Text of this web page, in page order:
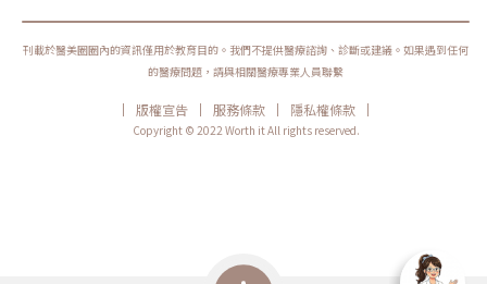
象，但通常在幾天內會自行消退。遵循醫師指導進行術後護理可以減少副作
用。6. 有哪些人不適合接受Vbeam Platinum治療？答： 有金屬植入物
（如牙套、金屬板）、心臟節律器、正在服用抗凝血藥物、蟹足腫或懷孕的
哪些皮膚問題？答： 該儀器可以有效治療血管性皮膚問題（如紅胎記、毛
細血管擴張、酒糟鼻）、疤痕（痤瘡疤痕、手術疤痕）、普通疣和血管瘤
等。8. 治療後需要特別注意什麼？答： 治療後應避免陽光直射，使用防曬
動員與醫美診所都大力推薦英特波！一次療程就有感嗎？看看網友怎麼說！
理了醫美圈圈網友的真實分享，帶你快速掌握他們親身體驗！案例一：當產
後媽媽遇上英特波❤️ 網友：蕾蕾 困擾：產後腹部鬆弛 心得：由於連續生了
兩個小孩，導致蕾蕾的肚皮真的像哈巴狗一樣鬆?～～雖然產後已經盡全力
試過密集的打醫美健腹儀器，確實讓腹部更有力量！但針對的部分還是沒有
辦法回到最佳的狀態～而就在快要心灰意冷的時候被蕾蕾發現了INDIBA英
特坡 這個黑科技！！…（點我看更多 蕾蕾 分享）案例二：分享英特波修復
效能。代謝也因為年紀漸長（37歲）循環變差，水腫與怕冷在水下久待的我
們，體內發寒-真的是筋膜緊繃、僵硬的殺手。透過INDIBA英特波療程，不
刊載於醫美圈圈內的資訊僅用於教育目的。我們不提供醫療諮詢、診斷或建議。如果遇到任何
的醫療問題，請與相關醫療專業人員聯繫
| 版權宣告 | 服務條款 | 隱私權條款
|
Copyright © 2022 Worth it All rights reserved.